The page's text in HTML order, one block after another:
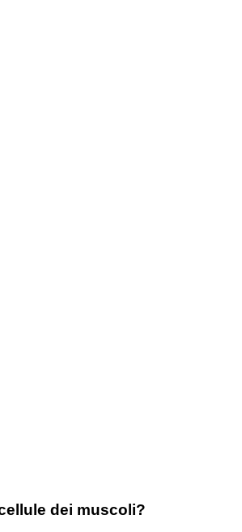
dei muscoli?